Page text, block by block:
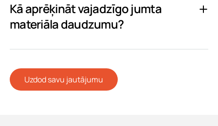
Uzdod savu jautājumu
Kā aprēķināt vajadzīgo jumta
materiāla daudzumu?